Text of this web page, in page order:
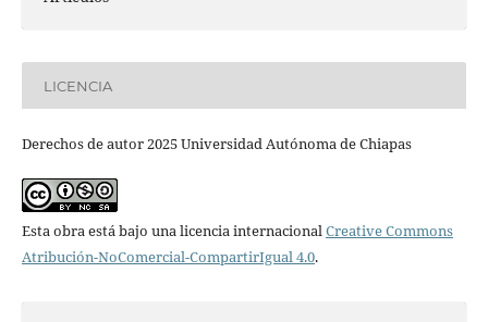
LICENCIA
Derechos de autor 2025 Universidad Autónoma de Chiapas
Esta obra está bajo una licencia internacionalCreative Commons
Atribución-NoComercial-CompartirIgual 4.0.